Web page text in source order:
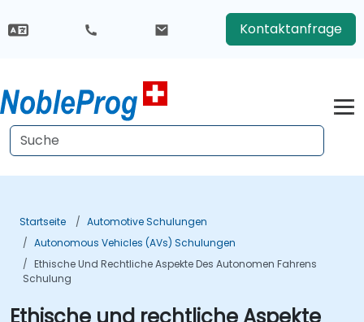
Kontaktanfrage
Startseite
Automotive Schulungen
Autonomous Vehicles (AVs) Schulungen
Ethische Und Rechtliche Aspekte Des Autonomen Fahrens
Schulung